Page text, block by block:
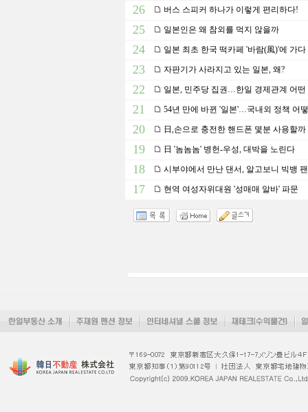
26 버스 스피커 하나가 이렇게 편리하다!
25 일본인은 왜 참외를 먹지 않을까
24 일본 최초 한국 떡카페 '바람(風)'에 가다
23 자판기가 사라지고 있는 일본, 왜?
22 일본, 민주당 집권…한일 경제관계 어떤
21 54년 만에 바뀐 '일본'…국내외 정책 어
20 日,손으로 충전한 핸드폰 몇분 사용할까
19 日 '놈놈놈' 병헌-우성, 대박을 노린다
18 시부야에서 만난 댄서, 알고보니 빅뱅 팬
17 현역 여성자위대원 '성매매 알바' 파문